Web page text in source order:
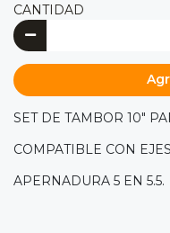
CANTIDAD
SET DE TAMBOR 10"
COMPATIBLE CON
APERNADURA 5 EN 5.5.